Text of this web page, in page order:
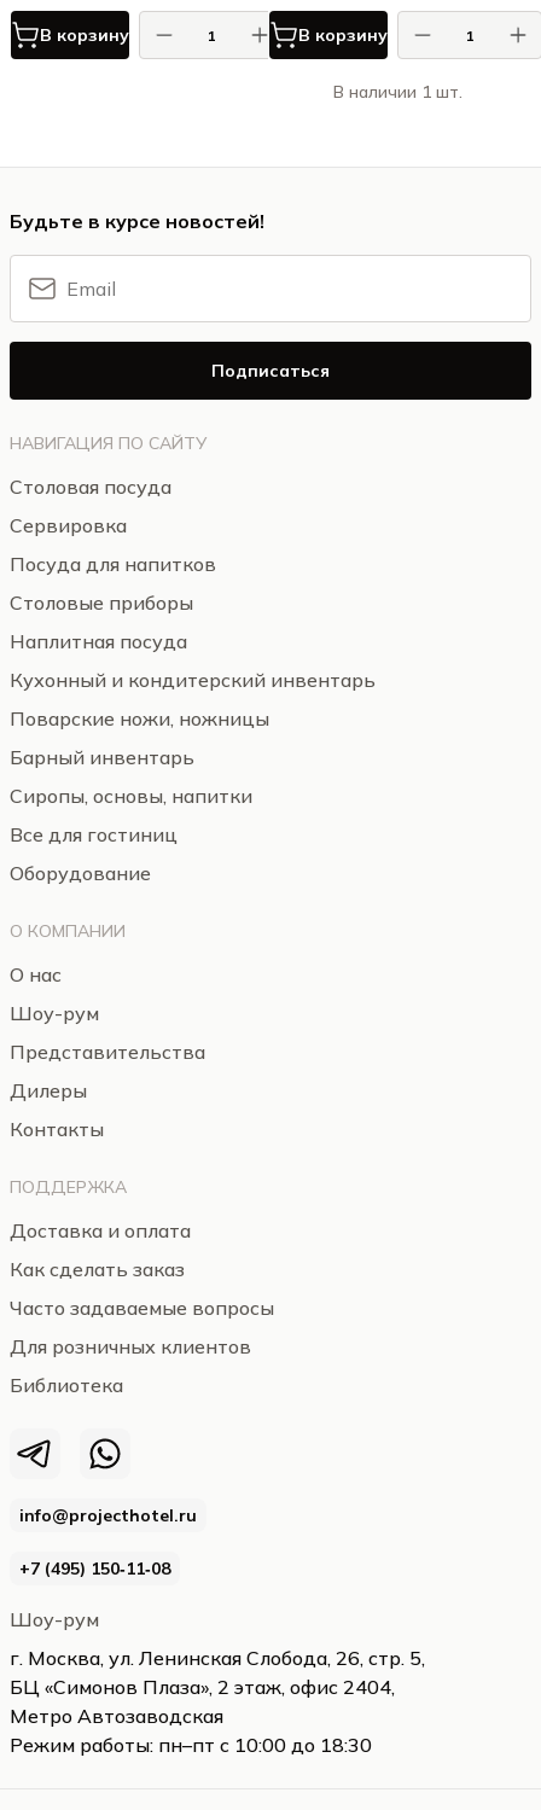
В корзину В корзину
В наличии 1 шт.
info@projecthotel.ru
+7 (495) 150‑11‑08
Шоу-рум
г. Москва, ул. Ленинская Слобода, 26, стр. 5,
БЦ «Симонов Плаза», 2 этаж, офис 2404,
Метро Автозаводская
Режим работы: пн–пт с 10:00 до 18:30
НАВИГАЦИЯ ПО САЙТУ
Столовая посуда
Сервировка
Посуда для напитков
Столовые приборы
Наплитная посуда
Кухонный и кондитерский инвентарь
Поварские ножи, ножницы
Барный инвентарь
Сиропы, основы, напитки
Все для гостиниц
Оборудование
О КОМПАНИИ
О нас
Шоу-рум
Представительства
Дилеры
Контакты
ПОДДЕРЖКА
Доставка и оплата
Как сделать заказ
Часто задаваемые вопросы
Для розничных клиентов
Библиотека
Будьте в курсе новостей!
Подписаться